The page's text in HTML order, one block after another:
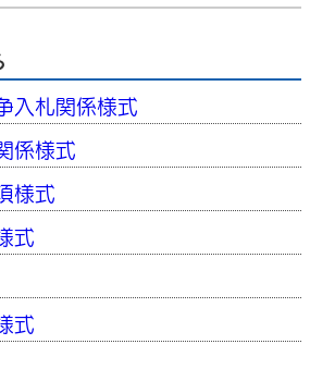
入札関係様式
係様式
様式
式
式